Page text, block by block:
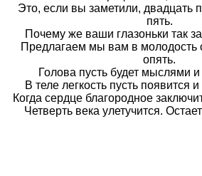
Это, если вы заметили, двадцать
пять.
Почему же ваши глазоньки так
Предлагаем мы вам в молодость
опять.
Голова пусть будет мыслями
В теле легкость пусть появится и
Когда сердце благородное
Четверть века улетучится.